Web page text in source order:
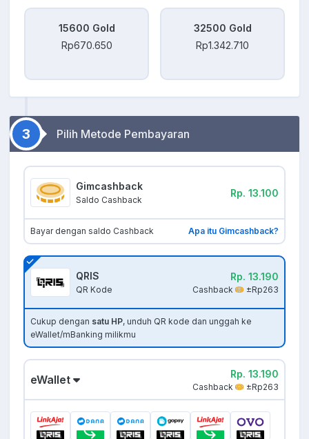
15600 Gold
Rp670.650
32500 Gold
Rp1.342.710
3 Pilih Metode Pembayaran
Gimcashback
Saldo Cashback
Rp. 13.100
Bayar dengan saldo Cashback Apa itu Gimcashback?
QRIS
QR Kode
Rp. 13.190
Cashback ±Rp263
Cukup dengan satu HP, unduh QR kode dan unggah ke
eWallet/mBanking milikmu
eWallet Rp. 13.190
Cashback ±Rp263